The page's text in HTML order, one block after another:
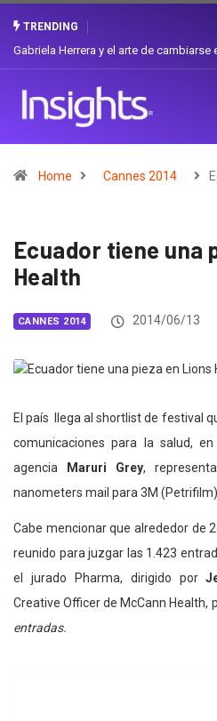
TRENDING
Gabriela Herrera y el arte de
Home Cannes 2014
Ecuador tiene una
Health
CANNES 2014 2014/06/13
El país llega al shortlist de festival
comunicaciones para la salud,
agencia
Maruri Grey,
nanometers mail para 3M
Cabe mencionar que alrededor de
reunido para juzgar las 1.423
el jurado Pharma, dirigido por
Creative Officer de McCann Health,
entradas.